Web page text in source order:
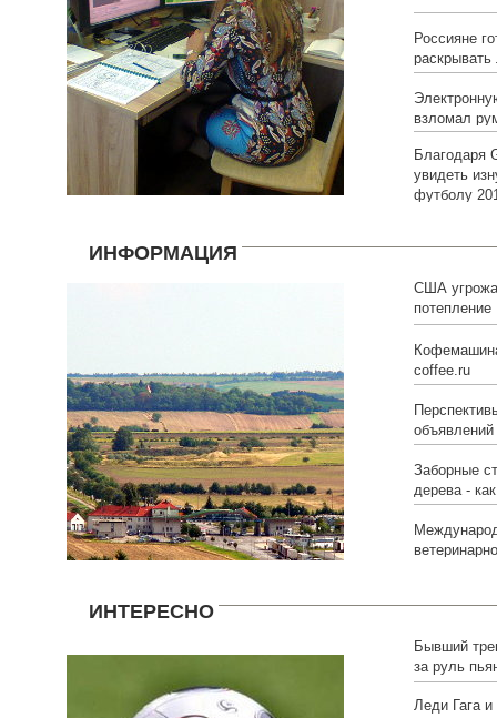
Россияне
взломал
Благодаря
увидеть
футболу
ИНФОРМАЦИЯ
США
потепление
coffee.ru
Заборные
дерева -
ИНТЕРЕСНО
Бывший
за руль
Леди Гага